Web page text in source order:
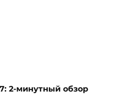
2-минутный обзор